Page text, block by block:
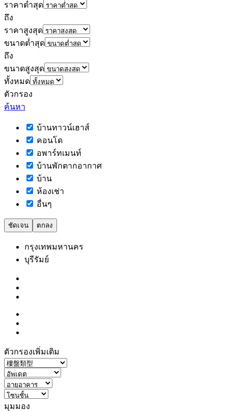
ราคาต่ำสุด
ถึง
ราคาสูงสุด
ขนาดต่ำสุด
ถึง
ขนาดสูงสุด
ทั้งหมด
ตัวกรอง
ค้นหา
บ้านทาวน์เฮาส์
คอนโด
อพาร์ทเมนท์
บ้านพักตากอากาศ
บ้าน
ห้องเช่า
อื่นๆ
ชัดเจน ตกลง
กรุงเทพมหานคร
บุรีรัมย์
ตัวกรองเพิ่มเติม
มุมมอง